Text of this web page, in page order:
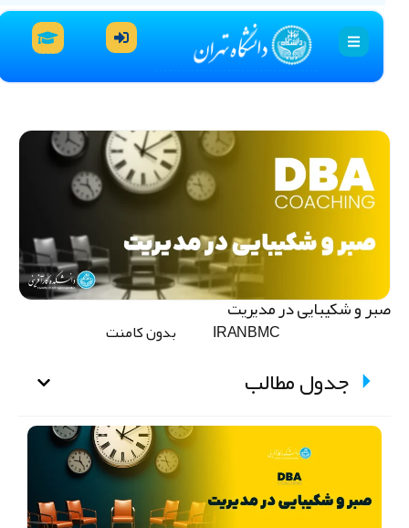
و شکیبایی در مدیریت
IRANBMC بدون کامنت
جدول مطالب